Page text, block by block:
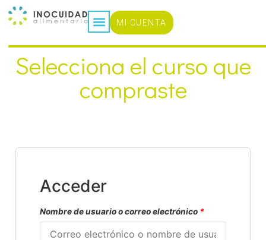
MI CUENTA
Selecciona el curso que
compraste
Acceder
Nombre de usuario o correo electrónico *